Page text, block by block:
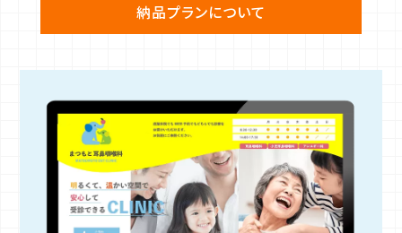
納品プランについて